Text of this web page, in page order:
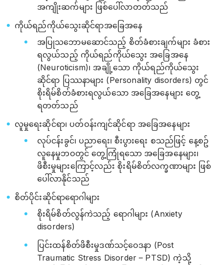
အကျိုးဆက်များ ဖြစ်ပေါ်လာတတ်သည်
ကိုယ်ရည်ကိုယ်သွေးဆိုင်ရာအခြေအနေ
အပြုသဘောမဆောင်သည့် စိတ်ခံစားချက်များ ခံစား
ရလွယ်သည့် ကိုယ်ရည်ကိုယ်သွေး အခြေအနေ
(Neuroticism)၊ အချို့သော ကိုယ်ရည်ကိုယ်သွေး
ဆိုင်ရာ ပြဿနာများ (Personality disorders) တွင်
စိုးရိမ်စိတ်ခံစားရလွယ်သော အခြေအနေများ တွေ့
ရတတ်သည်
လူမှုရေးဆိုင်ရာ၊ ပတ်ဝန်းကျင်ဆိုင်ရာ အခြေအနေများ
လုပ်ငန်းခွင်၊ ပညာရေး၊ စီးပွားရေး စသည်ဖြင့် နေ့စဥ်
လူနေမှုဘဝတွင် တွေ့ကြုံရသော အခြေအနေများ၊
ဖိစီးမှုများကြောင့်လည်း စိုးရိမ်စိတ်လက္ခဏာများ ဖြစ်
ပေါ်လာနိုင်သည်
စိတ်ပိုင်းဆိုင်ရာရောဂါများ
စိုးရိမ်စိတ်လွန်ကဲသည့် ရောဂါများ (Anxiety
disorders)
ပြင်းထန်စိတ်ဖိစီးမှုဒဏ်သင့်ဝေဒနာ (Post
Traumatic Stress Disorder – PTSD) ကဲ့သို့